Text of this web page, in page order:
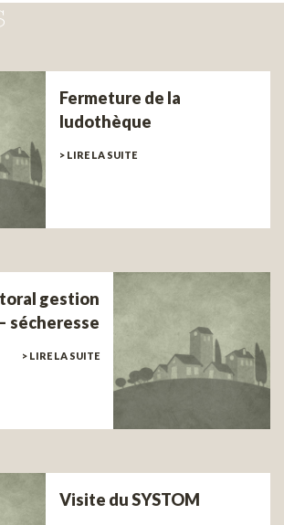
Fermeture de la
ludothèque
> LIRE LA SUITE
gestion
sécheresse
> LIRE LA SUITE
Visite du SYSTOM